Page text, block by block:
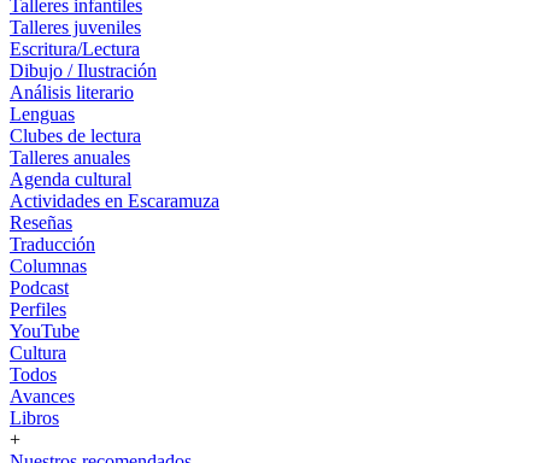
Talleres infantiles
Talleres juveniles
Escritura/Lectura
Dibujo / Ilustración
Análisis literario
Lenguas
Clubes de lectura
Talleres anuales
Agenda cultural
Actividades en Escaramuza
Reseñas
Traducción
Columnas
Podcast
Perfiles
YouTube
Cultura
Todos
Avances
Libros
+